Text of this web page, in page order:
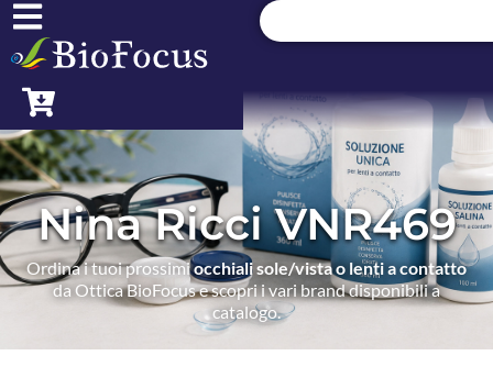
Nina Ricci VNR469
Ordina i tuoi prossimiocchiali sole/vista o lenti a contatto
da Ottica BioFocus e scopri i vari brand disponibili a
catalogo.